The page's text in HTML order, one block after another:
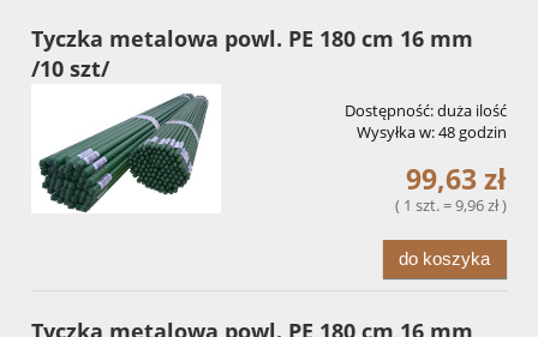
Tyczka metalowa powl. PE 180 cm 16 mm
/10 szt/
Dostępność:duża ilość
Wysyłka w:48 godzin
99,63 zł
( 1 szt. = 9,96 zł )
do koszyka
Tyczka metalowa powl. PE 180 cm 16 mm